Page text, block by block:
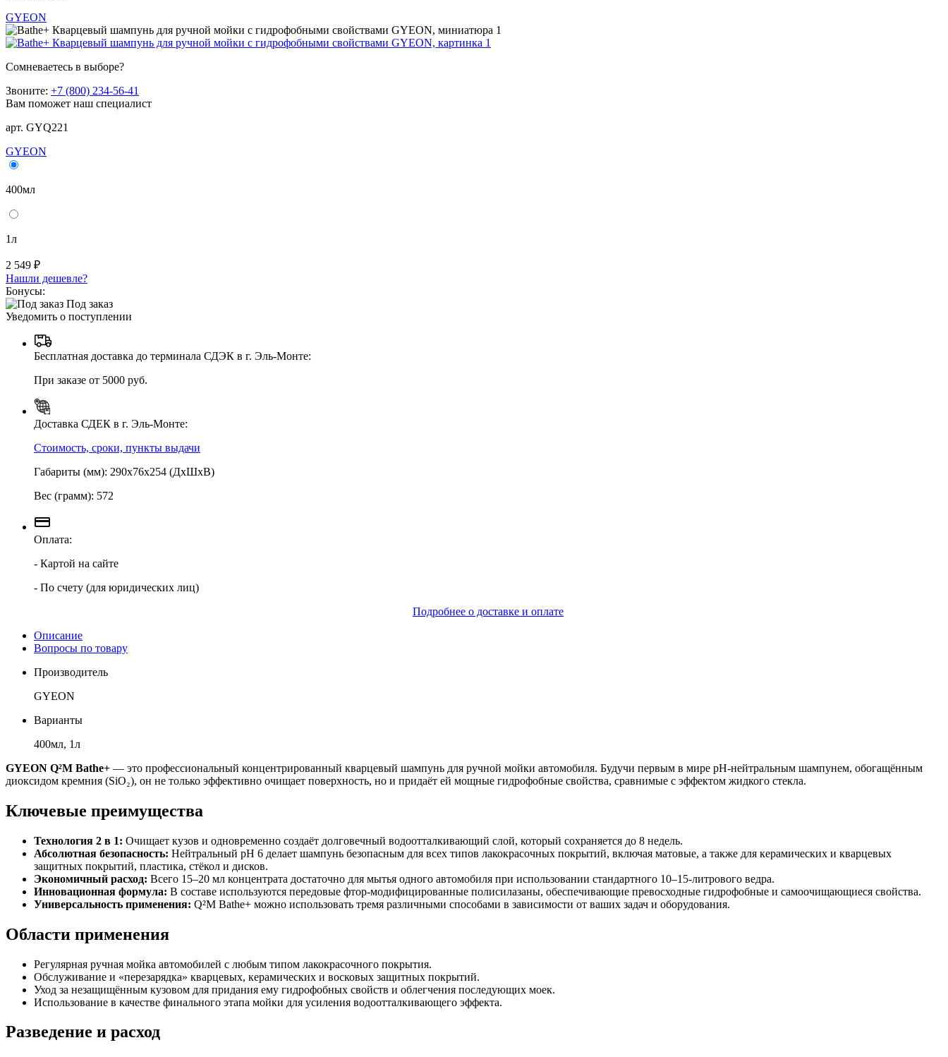
GYEON
Сомневаетесь в выборе?
Звоните: +7 (800) 234-56-41
Вам поможет наш специалист
арт. GYQ221
GYEON
400мл
1л
2 549 ₽
Нашли дешевле?
Бонусы:
Под заказ
Уведомить о поступлении
Бесплатная доставка до терминала СДЭК в г. Эль-Монте:
При заказе от 5000 руб.
Доставка СДЕК в г. Эль-Монте:
Стоимость, сроки, пункты выдачи
Габариты (мм): 290х76х254 (ДхШхВ)
Вес (грамм): 572
Оплата:
- Картой на сайте
- По счету (для юридических лиц)
Подробнее о доставке и оплате
Описание
Вопросы по товару
Производитель
GYEON
Варианты
400мл, 1л
GYEON Q²M Bathe+ — это профессиональный концентрированный кварцевый шампунь для ручной мойки автомобиля. Будучи первым в мире pH-нейтральным шампунем, обогащённым
диоксидом кремния (SiO₂), он не только эффективно очищает поверхность, но и придаёт ей мощные гидрофобные свойства, сравнимые с эффектом жидкого стекла.
Ключевые преимущества
Технология 2 в 1: Очищает кузов и одновременно создаёт долговечный водоотталкивающий слой, который сохраняется до 8 недель.
Абсолютная безопасность: Нейтральный pH 6 делает шампунь безопасным для всех типов лакокрасочных покрытий, включая матовые, а также для керамических и кварцевых
защитных покрытий, пластика, стёкол и дисков.
Экономичный расход: Всего 15–20 мл концентрата достаточно для мытья одного автомобиля при использовании стандартного 10–15-литрового ведра.
Инновационная формула: В составе используются передовые фтор-модифицированные полисилазаны, обеспечивающие превосходные гидрофобные и самоочищающиеся свойства.
Универсальность применения: Q²M Bathe+ можно использовать тремя различными способами в зависимости от ваших задач и оборудования.
Области применения
Регулярная ручная мойка автомобилей с любым типом лакокрасочного покрытия.
Обслуживание и «перезарядка» кварцевых, керамических и восковых защитных покрытий.
Уход за незащищённым кузовом для придания ему гидрофобных свойств и облегчения последующих моек.
Использование в качестве финального этапа мойки для усиления водоотталкивающего эффекта.
Разведение и расход